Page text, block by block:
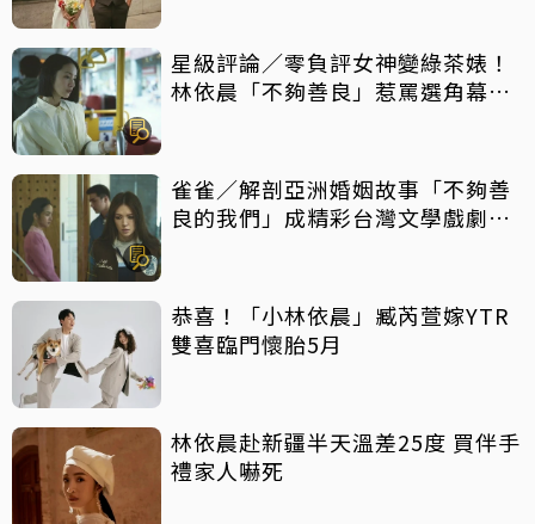
星級評論／零負評女神變綠茶婊！
林依晨「不夠善良」惹罵選角幕後
雀雀／解剖亞洲婚姻故事「不夠善
良的我們」成精彩台灣文學戲劇作
恭喜！「小林依晨」臧芮萱嫁YTR
雙喜臨門懷胎5月
林依晨赴新疆半天溫差25度 買伴手
禮家人嚇死